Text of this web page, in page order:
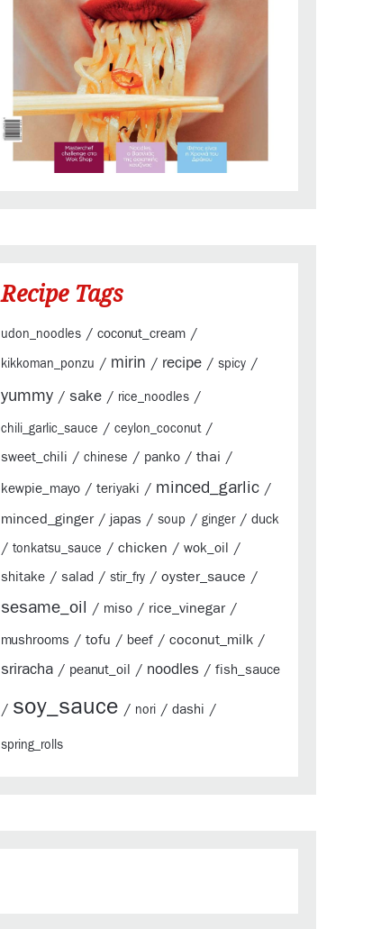
Recipe Tags
udon_noodles / coconut_cream /
kikkoman_ponzu / mirin / recipe / spicy /
yummy / sake / rice_noodles /
chili_garlic_sauce / ceylon_coconut /
sweet_chili / chinese / panko / thai /
kewpie_mayo / teriyaki / minced_garlic /
minced_ginger/ japas / soup / ginger/ duck
/ tonkatsu_sauce / chicken / wok_oil /
shitake / salad / stir_fry / oyster_sauce /
sesame_oil / miso / rice_vinegar/
mushrooms / tofu / beef / coconut_milk /
sriracha / peanut_oil / noodles / fish_sauce
/ soy_sauce / nori / dashi /
spring_rolls